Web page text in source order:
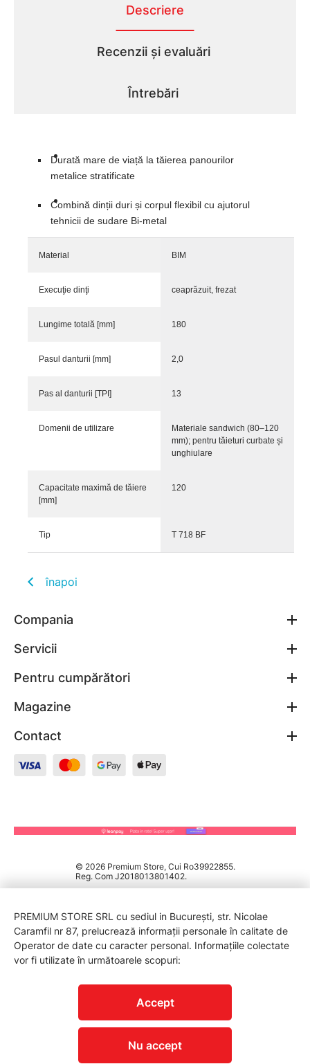
Descriere
Recenzii și evaluări
Întrebări
Durată mare de viață la tăierea panourilor
metalice stratificate
Combină dinții duri și corpul flexibil cu ajutorul
tehnicii de sudare Bi-metal
Material BIM
Execuţie dinţi ceaprăzuit, frezat
Lungime totală [mm] 180
Pasul danturii [mm] 2,0
Pas al danturii [TPI] 13
Domenii de utilizare
Materiale sandwich (80–120
mm); pentru tăieturi curbate și
unghiulare
Capacitate maximă de tăiere
[mm]
120
Tip T 718 BF
înapoi
Compania
Servicii
Pentru cumpărători
Magazine
Contact
© 2026 Premium Store, Cui Ro39922855.
Reg. Com J2018013801402.
PREMIUM STORE SRL cu sediul in București, str. Nicolae
Caramfil nr 87, prelucrează informații personale în calitate de
Operator de date cu caracter personal. Informațiile colectate
vor fi utilizate în următoarele scopuri:
Accept
Nu accept